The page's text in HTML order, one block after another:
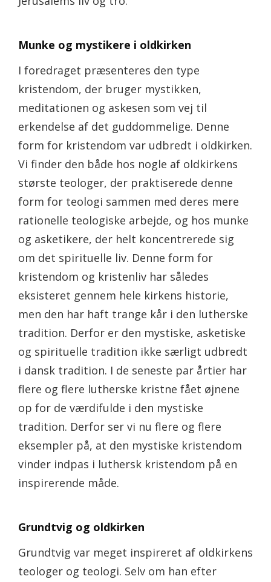
Munke og mystikere i oldkirken
I foredraget præsenteres den type
kristendom, der bruger mystikken,
meditationen og askesen som vej til
erkendelse af det guddommelige. Denne
form for kristendom var udbredt i oldkirken.
Vi finder den både hos nogle af oldkirkens
største teologer, der praktiserede denne
form for teologi sammen med deres mere
rationelle teologiske arbejde, og hos munke
og asketikere, der helt koncentrerede sig
om det spirituelle liv. Denne form for
kristendom og kristenliv har således
eksisteret gennem hele kirkens historie,
men den har haft trange kår i den lutherske
tradition. Derfor er den mystiske, asketiske
og spirituelle tradition ikke særligt udbredt
i dansk tradition. I de seneste par årtier har
flere og flere lutherske kristne fået øjnene
op for de værdifulde i den mystiske
tradition. Derfor ser vi nu flere og flere
eksempler på, at den mystiske kristendom
vinder indpas i luthersk kristendom på en
inspirerende måde.
Grundtvig og oldkirken
Grundtvig var meget inspireret af oldkirkens
teologer og teologi. Selv om han efter